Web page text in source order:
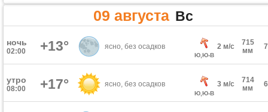
09 августа Вс
ночь
02:00 +13° ясно, без осадков
Ю,Ю-В
2 м/с
715
мм
утро
08:00 +17° ясно, без осадков
Ю,Ю-В
3 м/с
714
мм